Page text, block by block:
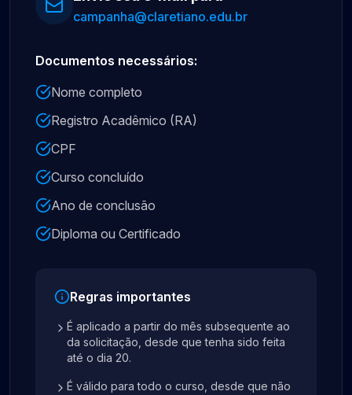
campanha@claretiano.edu.br
Documentos necessários:
Nome completo
Registro Acadêmico (RA)
CPF
Curso concluído
Ano de conclusão
Diploma ou Certificado
Regras importantes
É aplicado a partir do mês subsequente ao
da solicitação, desde que tenha sido feita
até o dia 20.
É válido para todo o curso, desde que não